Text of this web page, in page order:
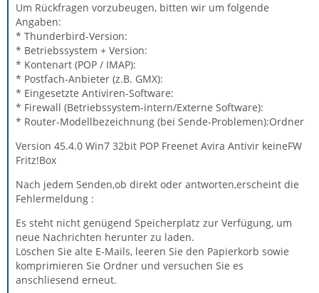
Um Rückfragen vorzubeugen, bitten wir um folgende
Angaben:
* Thunderbird-Version:
* Betriebssystem + Version:
* Kontenart (POP / IMAP):
* Postfach-Anbieter (z.B. GMX):
* Eingesetzte Antiviren-Software:
* Firewall (Betriebssystem-intern/Externe Software):
* Router-Modellbezeichnung (bei Sende-Problemen):Ordner
Version 45.4.0 Win7 32bit POP Freenet Avira Antivir keineFW
Fritz!Box
Nach jedem Senden,ob direkt oder antworten,erscheint die
Fehlermeldung :
Es steht nicht genügend Speicherplatz zur Verfügung, um
neue Nachrichten herunter zu laden.
Löschen Sie alte E-Mails, leeren Sie den Papierkorb sowie
komprimieren Sie Ordner und versuchen Sie es
anschliesend erneut.